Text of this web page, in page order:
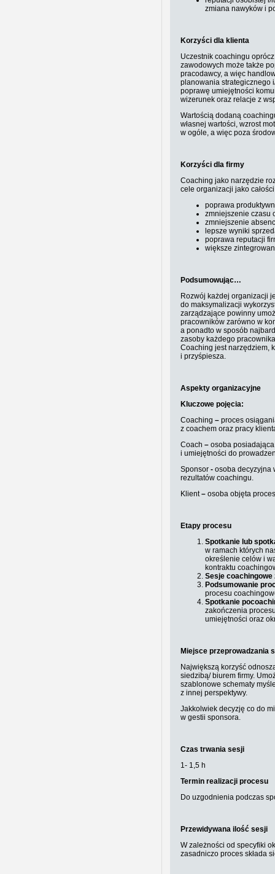
zmiana nawyków i
Korzyści dla klienta
Uczestnik coachingu
zawodowych może także
pracodawcy, a więc
planowania strategicznego
poprawę umiejętności
wizerunek oraz relacje z
Wartością dodaną
własnej wartości, wzrost
w ogóle, a więc poza
Korzyści dla firmy
Coaching jako narzędzie
cele organizacji jako
poprawa
zmniejszenie czasu
zmniejszenie
lepsze wyniki
poprawa reputacji
większe
Podsumowując…
Rozwój każdej organizacji
do maksymalizacji
zarządzające powinny
pracowników zarówno w
a ponadto w sposób
zasoby każdego
Coaching jest narzędziem,
i przyśpiesza.
Aspekty organizacyjne
Kluczowe pojęcia:
Coaching – proces
z coachem oraz pracy
Coach – osoba
i umiejętności do
Sponsor - osoba decyzyjna
rezultatów coachingu.
Klient– osoba objęta
Etapy procesu
Spotkanie lub
w ramach których
określenie celów i
kontraktu
Sesje coachingowe
Podsumowanie
procesu
Spotkanie
zakończenia
umiejętności oraz
Miejsce przeprowadzania
Największą korzyść
siedzibą/ biurem firmy.
szablonowe schematy
z innej perspektywy.
Jakkolwiek decyzję co do
w gestii sponsora.
Czas trwania sesji
1- 1,5 h
Termin realizacji procesu
Do uzgodnienia podczas
Przewidywana ilość sesji
W zależności od specyfiki
zasadniczo proces składa